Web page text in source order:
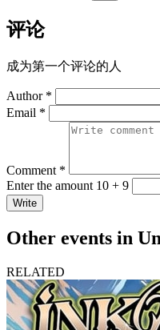
评论
成为第一个评论的人
Author *
Email *
Comment *
Enter the amount 10 + 9
Write
Other events in
RELATED